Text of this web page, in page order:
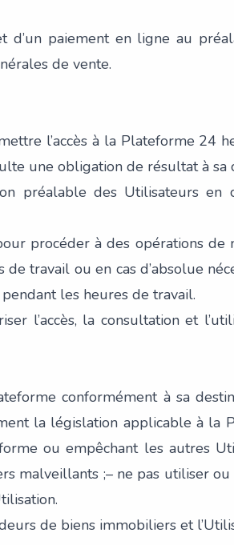
d’un paiement en ligne au
de vente.
l’accès à la Plateforme 24
une obligation de résultat à sa
préalable des Utilisateurs en
procéder à des opérations de
travail ou en cas d’absolue
les heures de travail.
l’accès, la consultation et
conformément à sa
la législation applicable à la
ou empêchant les autres
malveillants ;– ne pas utiliser
de biens immobiliers et